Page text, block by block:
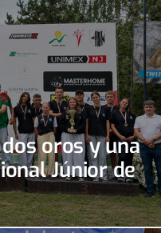
oros y una
Júnior de